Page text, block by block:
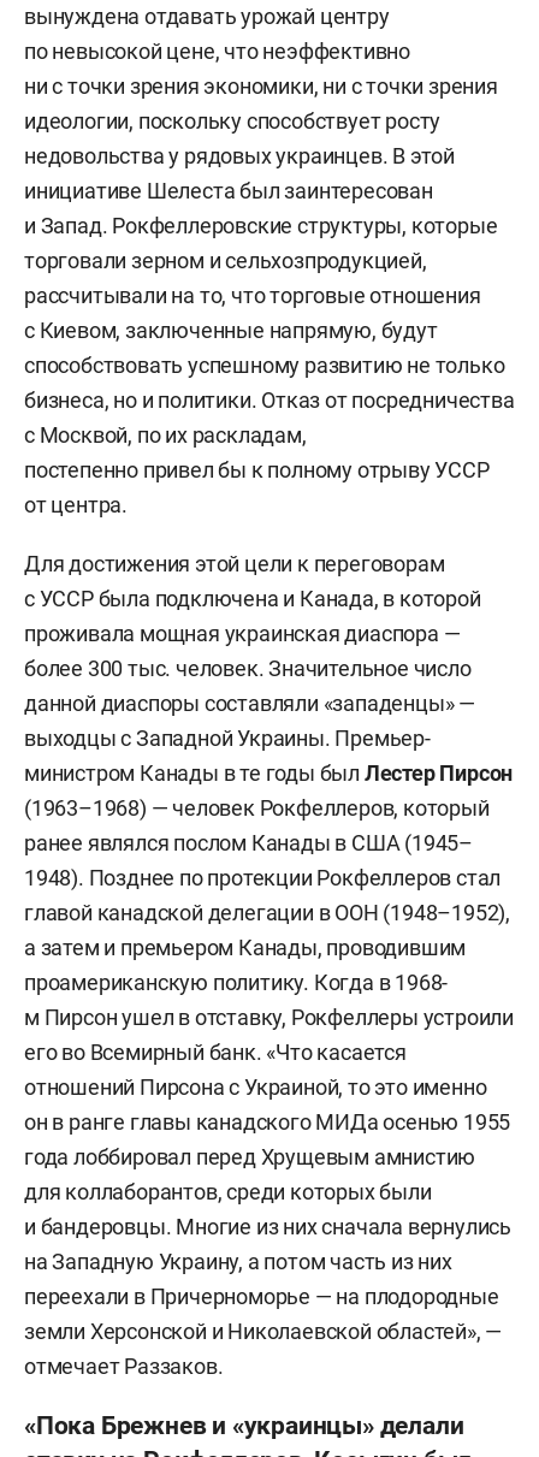
вынуждена отдавать урожай центру
по невысокой цене, что неэффективно
ни с точки зрения экономики, ни с точки зрения
идеологии, поскольку способствует росту
недовольства у рядовых украинцев. В этой
инициативе Шелеста был заинтересован
и Запад. Рокфеллеровские структуры, которые
торговали зерном и сельхозпродукцией,
рассчитывали на то, что торговые отношения
с Киевом, заключенные напрямую, будут
способствовать успешному развитию не только
бизнеса, но и политики. Отказ от посредничества
с Москвой, по их раскладам,
постепенно привел бы к полному отрыву УССР
от центра.
Для достижения этой цели к переговорам
с УССР была подключена и Канада, в которой
проживала мощная украинская диаспора —
более 300 тыс. человек. Значительное число
данной диаспоры составляли «западенцы» —
выходцы с Западной Украины. Премьер-
министром Канады в те годы был Лестер Пирсон
(1963–1968) — человек Рокфеллеров, который
ранее являлся послом Канады в США (1945–
1948). Позднее по протекции Рокфеллеров стал
главой канадской делегации в ООН (1948–1952),
а затем и премьером Канады, проводившим
проамериканскую политику. Когда в 1968-
м Пирсон ушел в отставку, Рокфеллеры устроили
его во Всемирный банк. «Что касается
отношений Пирсона с Украиной, то это именно
он в ранге главы канадского МИДа осенью 1955
года лоббировал перед Хрущевым амнистию
для коллаборантов, среди которых были
и бандеровцы. Многие из них сначала вернулись
на Западную Украину, а потом часть из них
переехали в Причерноморье — на плодородные
земли Херсонской и Николаевской областей», —
отмечает Раззаков.
«Пока Брежнев и «украинцы» делали